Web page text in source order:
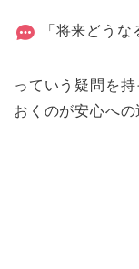
「将来どうな
っていう疑問を
おくのが安心への